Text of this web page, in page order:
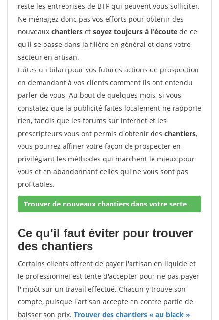
reste les entreprises de BTP qui peuvent vous solliciter.
Ne ménagez donc pas vos efforts pour obtenir des
nouveaux chantiers et soyez toujours à l'écoute de ce
qu'il se passe dans la filière en général et dans votre
secteur en artisan.
Faites un bilan pour vos futures actions de prospection
en demandant à vos clients comment ils ont entendu
parler de vous. Au bout de quelques mois, si vous
constatez que la publicité faites localement ne rapporte
rien, tandis que les forums sur internet et les
prescripteurs vous ont permis d'obtenir des chantiers,
vous pourrez affiner votre façon de prospecter en
privilégiant les méthodes qui marchent le mieux pour
vous et en abandonnant celles qui ne vous sont pas
profitables.
Trouver de nouveaux chantiers dans votre secteur !
Ce qu'il faut éviter pour trouver
des chantiers
Certains clients offrent de payer l'artisan en liquide et
le professionnel est tenté d'accepter pour ne pas payer
l'impôt sur un travail effectué. Chacun y trouve son
compte, puisque l'artisan accepte en contre partie de
baisser son prix. Trouver des chantiers « au black »